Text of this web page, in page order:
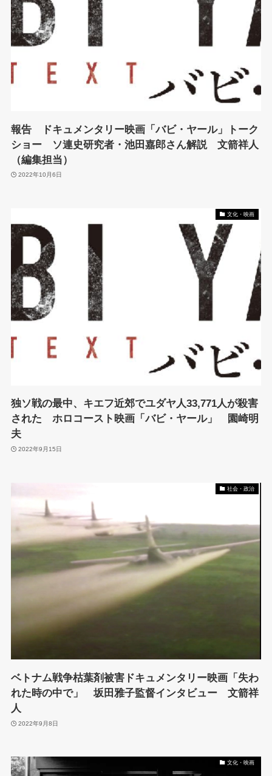
報告 ドキュメンタリー映画「バビ・ヤール」トーク
ショー ソ連史研究者・池田嘉郎さん解説 文箭祥人
（編集担当）
2022年10月6日
文化・映画
独ソ戦の最中、キエフ近郊でユダヤ人33,771人が殺害
された ホロコースト映画「バビ・ヤール」 園崎明
夫
2022年9月15日
社会・政治
ベトナム戦争枯葉剤被害ドキュメンタリー映画「失わ
れた時の中で」 坂田雅子監督インタビュー 文箭祥
人
2022年9月8日
文化・映画